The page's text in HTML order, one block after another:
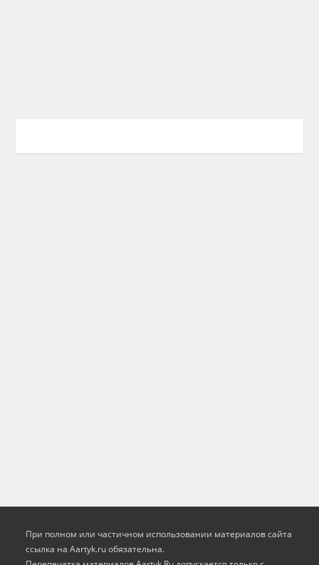
При полном или частичном использовании материалов сайта
ссылка на Aartyk.ru oбязательна.